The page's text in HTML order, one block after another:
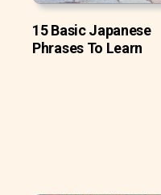
15 Basic Japanese
Phrases To Learn